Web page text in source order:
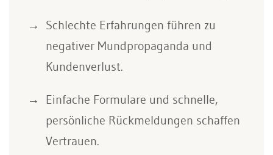
Schlechte Erfahrungen führen zu
negativer Mundpropaganda und
Kundenverlust.
Einfache Formulare und schnelle,
persönliche Rückmeldungen schaffen
Vertrauen.